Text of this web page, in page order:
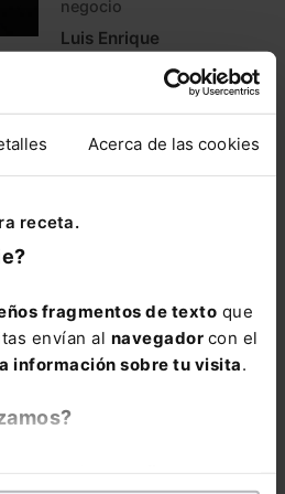
Acerca de las cookies
receta.
fragmentos de texto que
envían al navegador con el
información sobre tu visita.
negocio
Luis Enrique
El registro de horas en
parcial
Lluch Corell
Finiquito y descuento
de vacaciones
Lluch Corell
La nueva regulación de